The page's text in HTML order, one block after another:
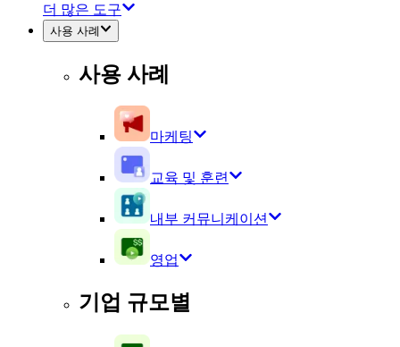
더 많은 도구
사용 사례
사용 사례
마케팅
교육 및 훈련
내부 커뮤니케이션
영업
기업 규모별